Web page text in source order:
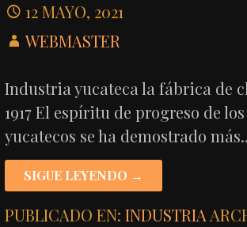
12 MAYO, 2021
WEBMASTER
Industria yucateca la fábrica de
1917 El espíritu de progreso de
yucatecos se ha demostrado
SIGUE LEYENDO →
PUBLICADO EN:INDUSTRIA